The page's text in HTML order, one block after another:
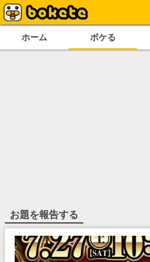
ホーム ボケる
お題を報告する